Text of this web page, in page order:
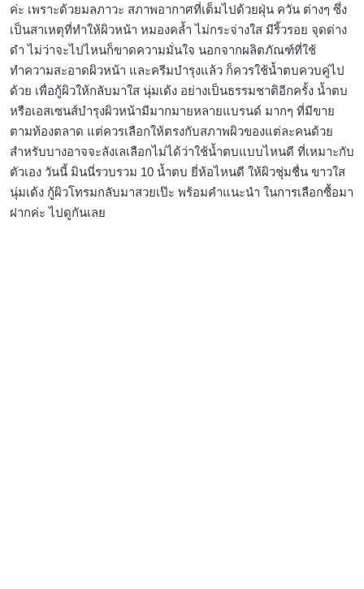
ค่ะ เพราะด้วยมลภาวะ สภาพอากาศที่เต็มไปด้วยฝุ่น ควัน ต่างๆ ซึ่ง
เป็นสาเหตุที่ทำให้ผิวหน้า หมองคล้ำ ไม่กระจ่างใส มีริ้วรอย จุดด่าง
ดำ ไม่ว่าจะไปไหนก็ขาดความมั่นใจ นอกจากผลิตภัณฑ์ที่ใช้
ทำความสะอาดผิวหน้า และครีมบำรุงแล้ว ก็ควรใช้น้ำตบควบคู่ไป
ด้วย เพื่อกู้ผิวให้กลับมาใส นุ่มเด้ง อย่างเป็นธรรมชาติอีกครั้ง น้ำตบ
หรือเอสเซนส์บำรุงผิวหน้ามีมากมายหลายแบรนด์ มากๆ ที่มีขาย
ตามท้องตลาด แต่ควรเลือกให้ตรงกับสภาพผิวของแต่ละคนด้วย
สำหรับบางอาจจะลังเลเลือกไม่ได้ว่าใช้น้ำตบแบบไหนดี ที่เหมาะกับ
ตัวเอง วันนี้ มินนี่รวบรวม 10 น้ำตบ ยี่ห้อไหนดี ให้ผิวชุ่มชื่น ขาวใส
นุ่มเด้ง กู้ผิวโทรมกลับมาสวยเป๊ะ พร้อมคำแนะนำ ในการเลือกซื้อมา
ฝากค่ะ ไปดูกันเลย